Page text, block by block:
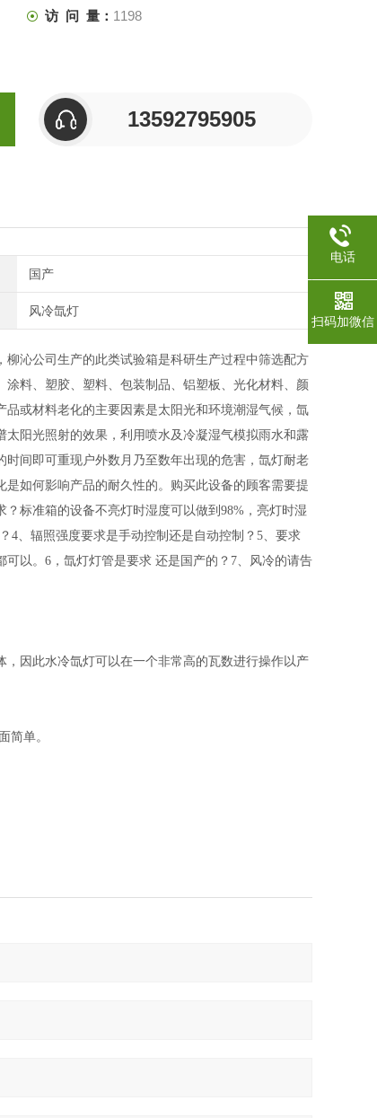
访 问 量： 1198
13592795905
国产
风冷氙灯
沁公司生产的此类试验箱是科研生产过程中筛选配方
料、塑胶、塑料、包装制品、铝塑板、光化材料、颜
或材料老化的主要因素是太阳光和环境潮湿气候，氙
阳光照射的效果，利用喷水及冷凝湿气模拟雨水和露
间即可重现户外数月乃至数年出现的危害，氙灯耐老
如何影响产品的耐久性的。购买此设备的顾客需要提
标准箱的设备不亮灯时湿度可以做到98%，亮灯时湿
4、辐照强度要求是手动控制还是自动控制？5、要求
可以。6，氙灯灯管是要求 还是国产的？7、风冷的请告
因此水冷氙灯可以在一个非常高的瓦数进行操作以产
简单。
电话
扫码加微信